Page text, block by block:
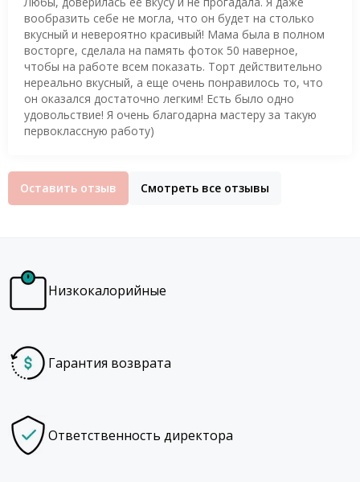
вообразить себе не могла, что он будет на столько
вкусный и невероятно красивый! Мама была в полном
восторге, сделала на память фоток 50 наверное,
чтобы на работе всем показать. Торт действительно
нереально вкусный, а еще очень понравилось то, что
он оказался достаточно легким! Есть было одно
удовольствие! Я очень благодарна мастеру за такую
первоклассную работу)
Оставить отзыв Смотреть все отзывы
Низкокалорийные
Гарантия возврата
Ответственность директора